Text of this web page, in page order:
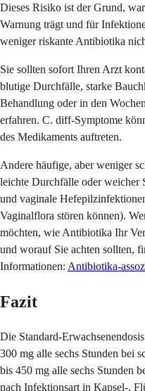
Dieses Risiko ist der Grund,
Warnung trägt und für
weniger riskante Antibiotika
Sie sollten sofort Ihren Arzt
blutige Durchfälle, starke
Behandlung oder in den
erfahren. C. diff-Symptome
des Medikaments auftreten.
Andere häufige, aber weniger
leichte Durchfälle oder weicher
und vaginale
Vaginalflora stören können).
möchten, wie Antibiotika Ihr
und worauf Sie achten sollten,
Informationen: Antibiotika-
Fazit
Die Standard-
300 mg alle sechs Stunden bei
bis 450 mg alle sechs Stunden
nach Infektionsart in Kapsel-,